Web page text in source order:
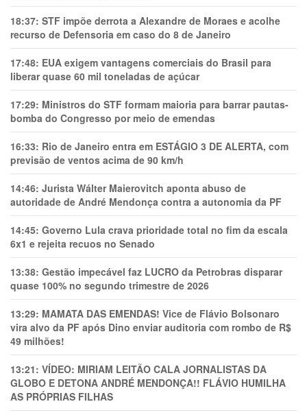
18:37: STF impõe derrota a Alexandre de Moraes e acolhe
recurso de Defensoria em caso do 8 de Janeiro
17:48: EUA exigem vantagens comerciais do Brasil para
liberar quase 60 mil toneladas de açúcar
17:29: Ministros do STF formam maioria para barrar pautas-
bomba do Congresso por meio de emendas
16:33: Rio de Janeiro entra em ESTÁGIO 3 DE ALERTA, com
previsão de ventos acima de 90 km/h
14:46: Jurista Wálter Maierovitch aponta abuso de
autoridade de André Mendonça contra a autonomia da PF
14:45: Governo Lula crava prioridade total no fim da escala
6x1 e rejeita recuos no Senado
13:38: Gestão impecável faz LUCRO da Petrobras disparar
quase 100% no segundo trimestre de 2026
13:29: MAMATA DAS EMENDAS! Vice de Flávio Bolsonaro
vira alvo da PF após Dino enviar auditoria com rombo de R$
49 milhões!
13:21: VÍDEO: MIRIAM LEITÃO CALA JORNALISTAS DA
GLOBO E DETONA ANDRÉ MENDONÇA!! FLÁVIO HUMILHA
AS PRÓPRIAS FILHAS